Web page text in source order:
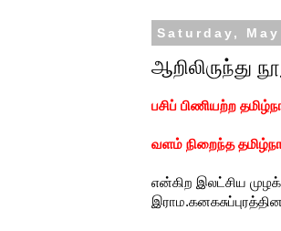
Saturday,
ஆறிலிருந்து
பசிப் பிணியற்ற
வளம் நிறைந்த
என்கிற இலட்சிய